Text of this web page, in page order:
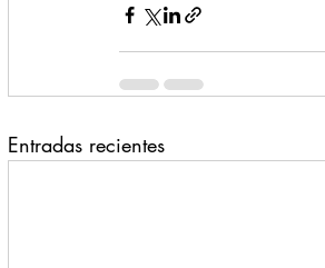
Entradas recientes